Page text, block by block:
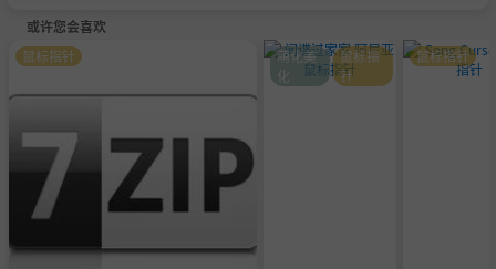
或许您会喜欢
鼠标指针
萌化美
化
鼠标指
针
鼠标指针